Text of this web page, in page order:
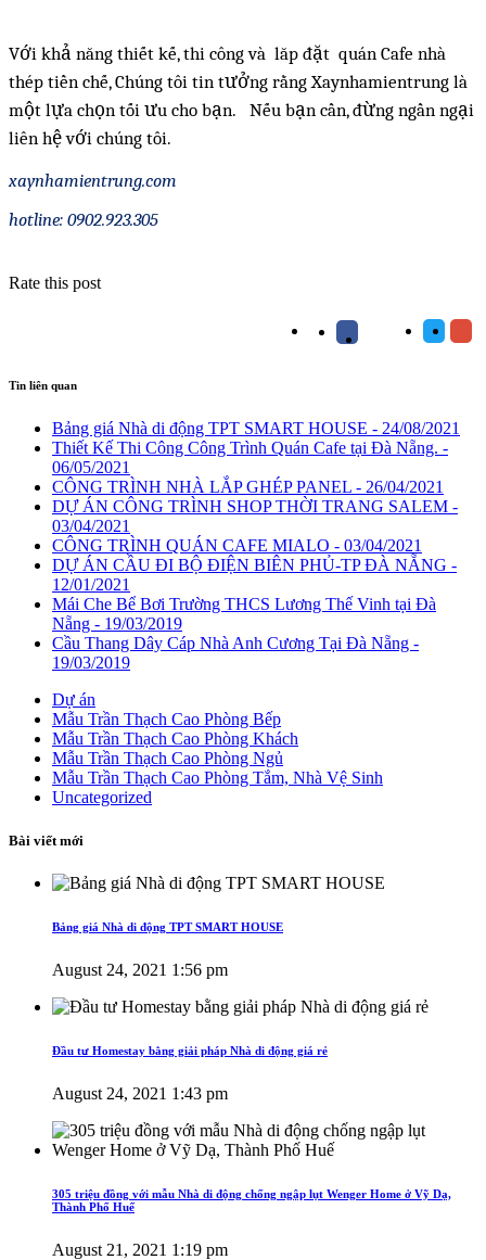
Với khả năng thiết kế, thi công và lăp đặt quán Cafe nhà
thép tiền chế, Chúng tôi tin tưởng rằng Xaynhamientrung là
một lựa chọn tối ưu cho bạn. Nếu bạn cần, đừng ngần ngại
liên hệ với chúng tôi.
xaynhamientrung.com
hotline: 0902.923.305
Rate this post
Tin liên quan
Bảng giá Nhà di động TPT SMART HOUSE - 24/08/2021
Thiết Kế Thi Công Công Trình Quán Cafe tại Đà Nẵng. -
06/05/2021
CÔNG TRÌNH NHÀ LẮP GHÉP PANEL - 26/04/2021
DỰ ÁN CÔNG TRÌNH SHOP THỜI TRANG SALEM -
03/04/2021
CÔNG TRÌNH QUÁN CAFE MIALO - 03/04/2021
DỰ ÁN CẦU ĐI BỘ ĐIỆN BIÊN PHỦ-TP ĐÀ NẴNG -
12/01/2021
Mái Che Bể Bơi Trường THCS Lương Thế Vinh tại Đà
Nẵng - 19/03/2019
Cầu Thang Dây Cáp Nhà Anh Cương Tại Đà Nẵng -
19/03/2019
Dự án
Mẫu Trần Thạch Cao Phòng Bếp
Mẫu Trần Thạch Cao Phòng Khách
Mẫu Trần Thạch Cao Phòng Ngủ
Mẫu Trần Thạch Cao Phòng Tắm, Nhà Vệ Sinh
Uncategorized
Bài viết mới
Bảng giá Nhà di động TPT SMART HOUSE
August 24, 2021 1:56 pm
Đầu tư Homestay bằng giải pháp Nhà di động giá rẻ
August 24, 2021 1:43 pm
305 triệu đồng với mẫu Nhà di động chống ngập lụt Wenger Home ở Vỹ Dạ,
Thành Phố Huế
August 21, 2021 1:19 pm